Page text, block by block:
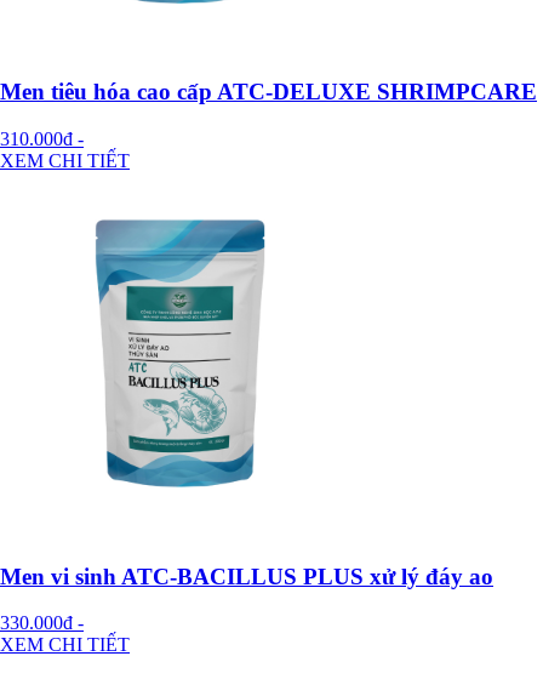
Men tiêu hóa cao cấp ATC-DELUXE SHRIMPCARE
310.000đ -
XEM CHI TIẾT
Men vi sinh ATC-BACILLUS PLUS xử lý đáy ao
330.000đ -
XEM CHI TIẾT